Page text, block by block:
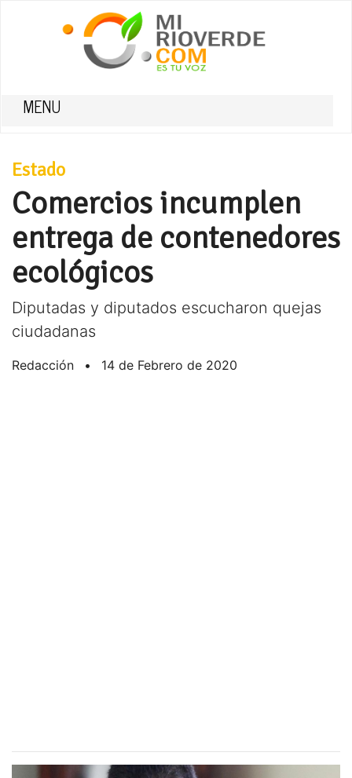
MENU
Estado
Comercios incumplen
entrega de contenedores
ecológicos
Diputadas y diputados escucharon quejas
ciudadanas
Redacción • 14 de Febrero de 2020